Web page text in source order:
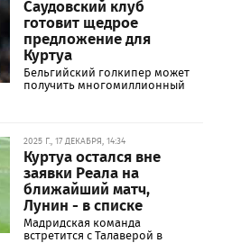
Саудовский клуб
готовит щедрое
предложение для
Куртуа
Бельгийский голкипер может
получить многомиллионный
2025 Г., 17 ДЕКАБРЯ, 14:34
Куртуа остался вне
заявки Реала на
ближайший матч,
Лунин - в списке
Мадридская команда
встретится с Талаверой в